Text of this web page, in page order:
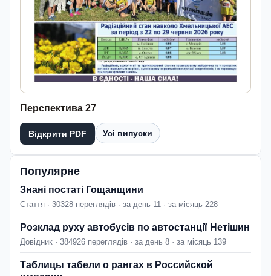
Перспектива 27
Відкрити PDF Усі випуски
Популярне
Знані постаті Гощанщини
Стаття · 30328 переглядів · за день 11 · за місяць 228
Розклад руху автобусів по автостанції Нетішин
Довідник · 384926 переглядів · за день 8 · за місяць 139
Таблицы табели о рангах в Российской